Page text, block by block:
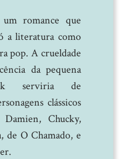
romance que
a literatura como
pop. A crueldade
da pequena
serviria de
clássicos
Chucky,
de O Chamado, e